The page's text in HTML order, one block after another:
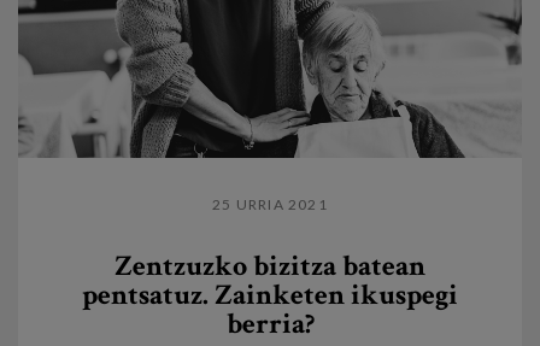
25 URRIA 2021
Zentzuzko bizitza batean
pentsatuz. Zainketen ikuspegi
berria?